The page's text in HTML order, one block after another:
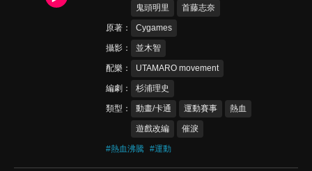
鬼頭明里 首藤志奈
原著 Cygames
攝影 並木智
配樂 UTAMARO movement
編劇 杉浦理史
類型 動畫/卡通 運動賽事 熱血
遊戲改編 催淚
#熱血沸騰 #運動